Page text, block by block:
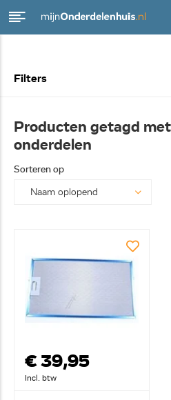
Filters
Producten getagd
onderdelen
Sorteren op
€ 39,95
Incl. btw